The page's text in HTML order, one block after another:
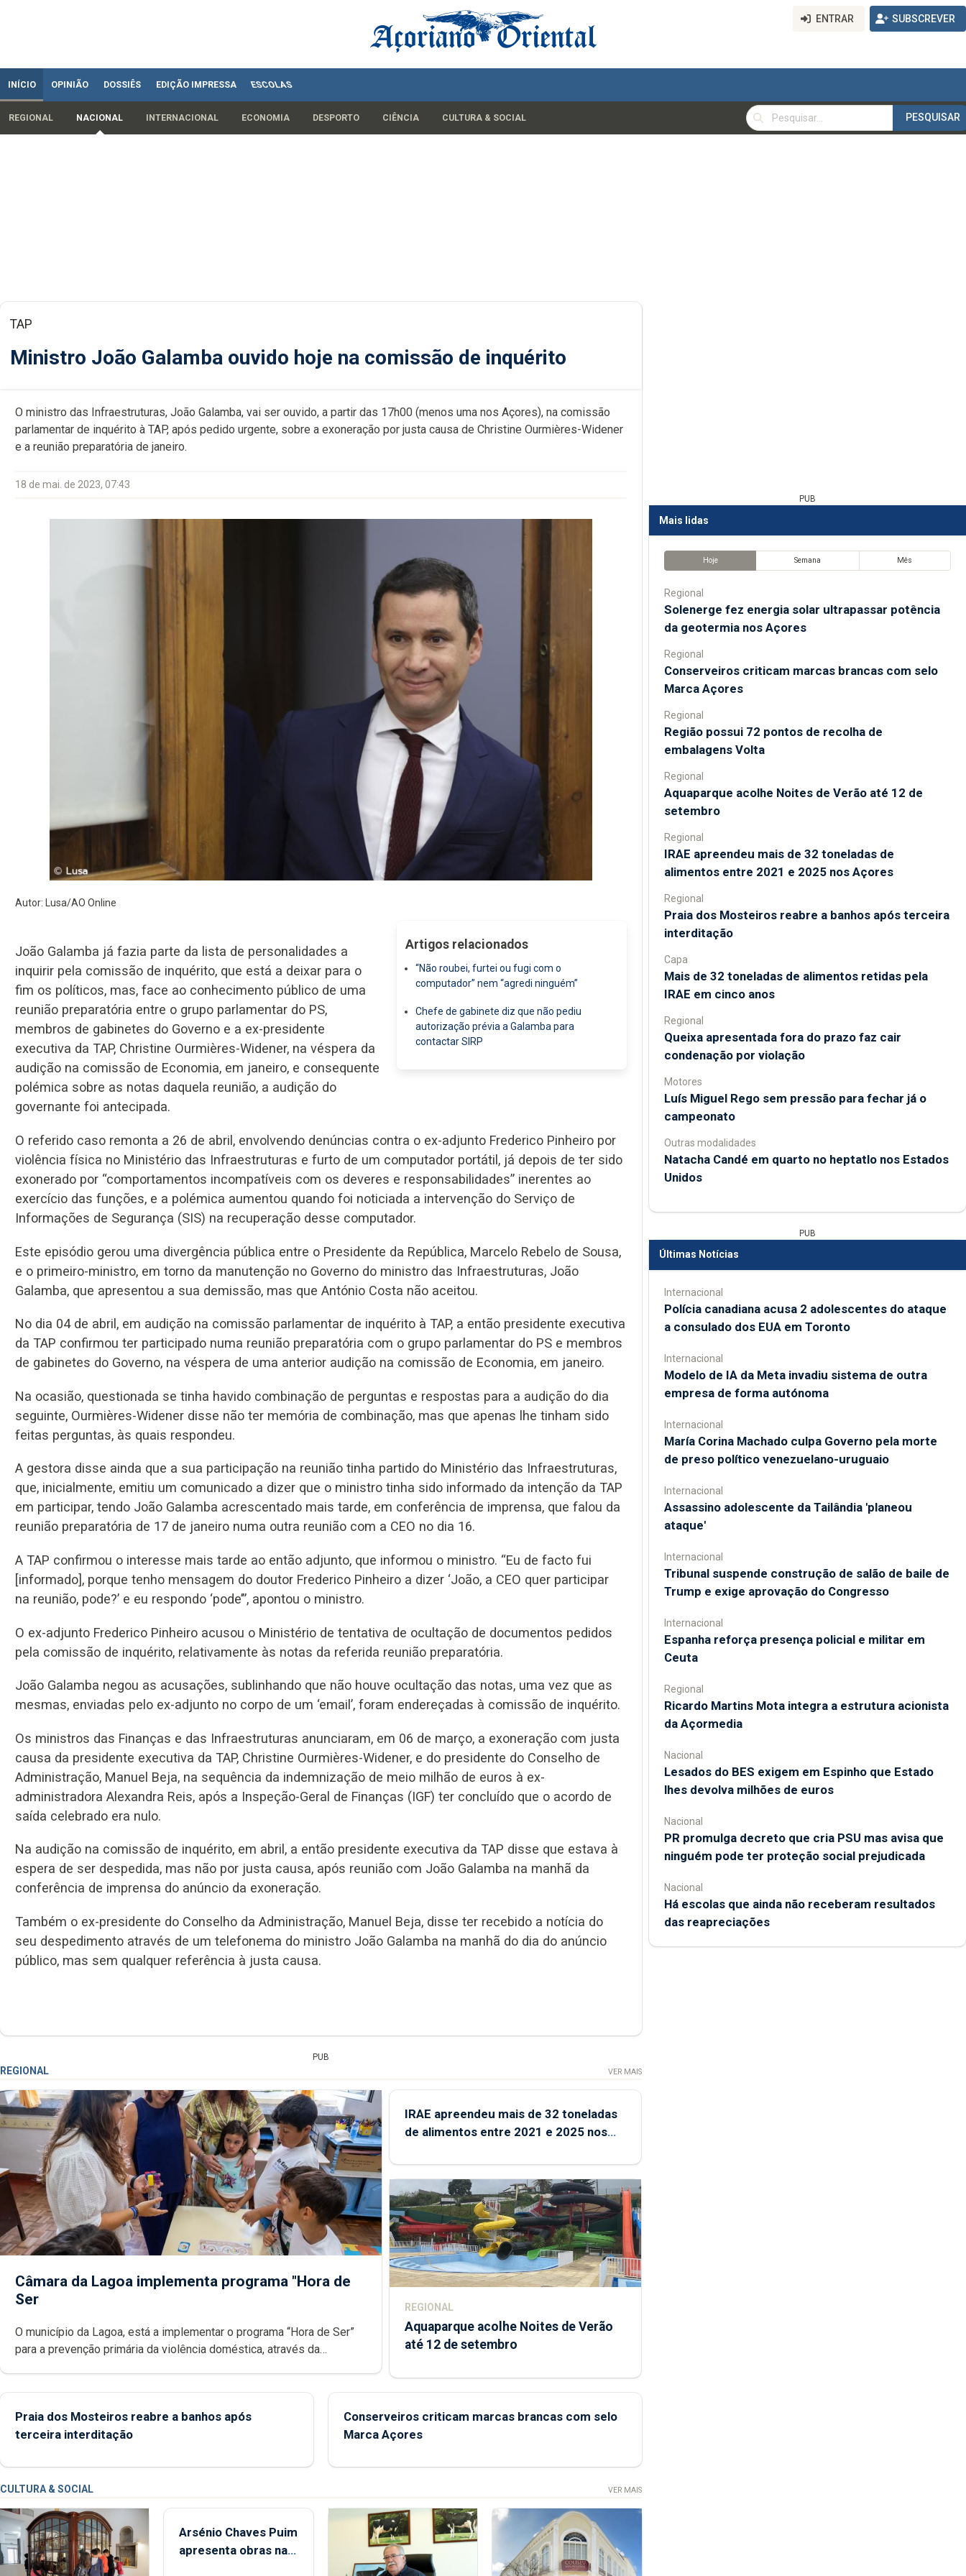
ENTRAR SUBSCREVER
INÍCIO OPINIÃO DOSSIÊS EDIÇÃO IMPRESSA ESCOLAS
REGIONAL NACIONAL INTERNACIONAL ECONOMIA DESPORTO CIÊNCIA CULTURA & SOCIAL
PESQUISAR
PESQUISAR
TAP
Ministro João Galamba ouvido hoje na comissão de inquérito
O ministro das Infraestruturas, João Galamba, vai ser ouvido, a partir das 17h00 (menos uma nos Açores), na comissão
parlamentar de inquérito à TAP, após pedido urgente, sobre a exoneração por justa causa de Christine Ourmières-Widener
e a reunião preparatória de janeiro.
18 de mai. de 2023, 07:43
Autor: Lusa/AO Online
Artigos relacionados
“Não roubei, furtei ou fugi com o
computador” nem “agredi ninguém”
Chefe de gabinete diz que não pediu
autorização prévia a Galamba para
contactar SIRP
João Galamba já fazia parte da lista de personalidades a
inquirir pela comissão de inquérito, que está a deixar para o
fim os políticos, mas, face ao conhecimento público de uma
reunião preparatória entre o grupo parlamentar do PS,
membros de gabinetes do Governo e a ex-presidente
executiva da TAP, Christine Ourmières-Widener, na véspera da
audição na comissão de Economia, em janeiro, e consequente
polémica sobre as notas daquela reunião, a audição do
governante foi antecipada.
O referido caso remonta a 26 de abril, envolvendo denúncias contra o ex-adjunto Frederico Pinheiro por
violência física no Ministério das Infraestruturas e furto de um computador portátil, já depois de ter sido
exonerado por “comportamentos incompatíveis com os deveres e responsabilidades” inerentes ao
exercício das funções, e a polémica aumentou quando foi noticiada a intervenção do Serviço de
Informações de Segurança (SIS) na recuperação desse computador.
Este episódio gerou uma divergência pública entre o Presidente da República, Marcelo Rebelo de Sousa,
e o primeiro-ministro, em torno da manutenção no Governo do ministro das Infraestruturas, João
Galamba, que apresentou a sua demissão, mas que António Costa não aceitou.
No dia 04 de abril, em audição na comissão parlamentar de inquérito à TAP, a então presidente executiva
da TAP confirmou ter participado numa reunião preparatória com o grupo parlamentar do PS e membros
de gabinetes do Governo, na véspera de uma anterior audição na comissão de Economia, em janeiro.
Na ocasião, questionada se tinha havido combinação de perguntas e respostas para a audição do dia
seguinte, Ourmières-Widener disse não ter memória de combinação, mas que apenas lhe tinham sido
feitas perguntas, às quais respondeu.
A gestora disse ainda que a sua participação na reunião tinha partido do Ministério das Infraestruturas,
que, inicialmente, emitiu um comunicado a dizer que o ministro tinha sido informado da intenção da TAP
em participar, tendo João Galamba acrescentado mais tarde, em conferência de imprensa, que falou da
reunião preparatória de 17 de janeiro numa outra reunião com a CEO no dia 16.
A TAP confirmou o interesse mais tarde ao então adjunto, que informou o ministro. “Eu de facto fui
[informado], porque tenho mensagem do doutor Frederico Pinheiro a dizer ‘João, a CEO quer participar
na reunião, pode?’ e eu respondo ‘pode’”, apontou o ministro.
O ex-adjunto Frederico Pinheiro acusou o Ministério de tentativa de ocultação de documentos pedidos
pela comissão de inquérito, relativamente às notas da referida reunião preparatória.
João Galamba negou as acusações, sublinhando que não houve ocultação das notas, uma vez que as
mesmas, enviadas pelo ex-adjunto no corpo de um ‘email’, foram endereçadas à comissão de inquérito.
Os ministros das Finanças e das Infraestruturas anunciaram, em 06 de março, a exoneração com justa
causa da presidente executiva da TAP, Christine Ourmières-Widener, e do presidente do Conselho de
Administração, Manuel Beja, na sequência da indemnização de meio milhão de euros à ex-
administradora Alexandra Reis, após a Inspeção-Geral de Finanças (IGF) ter concluído que o acordo de
saída celebrado era nulo.
Na audição na comissão de inquérito, em abril, a então presidente executiva da TAP disse que estava à
espera de ser despedida, mas não por justa causa, após reunião com João Galamba na manhã da
conferência de imprensa do anúncio da exoneração.
Também o ex-presidente do Conselho da Administração, Manuel Beja, disse ter recebido a notícia do
seu despedimento através de um telefonema do ministro João Galamba na manhã do dia do anúncio
público, mas sem qualquer referência à justa causa.
PUB
REGIONAL VER MAIS
Câmara da Lagoa implementa programa "Hora de
Ser
O município da Lagoa, está a implementar o programa “Hora de Ser”
para a prevenção primária da violência doméstica, através da
IRAE apreendeu mais de 32 toneladas
de alimentos entre 2021 e 2025 nos
REGIONAL
Aquaparque acolhe Noites de Verão
até 12 de setembro
Praia dos Mosteiros reabre a banhos após
terceira interditação
Conserveiros criticam marcas brancas com selo
Marca Açores
CULTURA & SOCIAL VER MAIS
Arsénio Chaves Puim
apresenta obras na
PUB
Mais lidas
Hoje Semana Mês
Regional
Solenerge fez energia solar ultrapassar potência
da geotermia nos Açores
Regional
Conserveiros criticam marcas brancas com selo
Marca Açores
Regional
Região possui 72 pontos de recolha de
embalagens Volta
Regional
Aquaparque acolhe Noites de Verão até 12 de
setembro
Regional
IRAE apreendeu mais de 32 toneladas de
alimentos entre 2021 e 2025 nos Açores
Regional
Praia dos Mosteiros reabre a banhos após terceira
interditação
Capa
Mais de 32 toneladas de alimentos retidas pela
IRAE em cinco anos
Regional
Queixa apresentada fora do prazo faz cair
condenação por violação
Motores
Luís Miguel Rego sem pressão para fechar já o
campeonato
Outras modalidades
Natacha Candé em quarto no heptatlo nos Estados
Unidos
PUB
Últimas Notícias
Internacional
Polícia canadiana acusa 2 adolescentes do ataque
a consulado dos EUA em Toronto
Internacional
Modelo de IA da Meta invadiu sistema de outra
empresa de forma autónoma
Internacional
María Corina Machado culpa Governo pela morte
de preso político venezuelano-uruguaio
Internacional
Assassino adolescente da Tailândia 'planeou
ataque'
Internacional
Tribunal suspende construção de salão de baile de
Trump e exige aprovação do Congresso
Internacional
Espanha reforça presença policial e militar em
Ceuta
Regional
Ricardo Martins Mota integra a estrutura acionista
da Açormedia
Nacional
Lesados do BES exigem em Espinho que Estado
lhes devolva milhões de euros
Nacional
PR promulga decreto que cria PSU mas avisa que
ninguém pode ter proteção social prejudicada
Nacional
Há escolas que ainda não receberam resultados
das reapreciações